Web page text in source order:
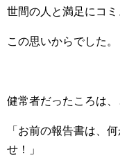
世間の人と満足にコ
この思いからでした。
健常者だったころは
「お前の報告書は、
せ！」